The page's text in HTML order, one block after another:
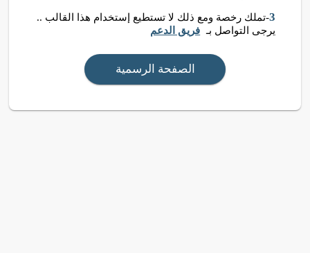
3-تملك رخصة ومع ذلك لا تستطيع إستخدام هذا القالب ..
يرجى التواصل بـ فريق الدعم
الصفحة الرسمية